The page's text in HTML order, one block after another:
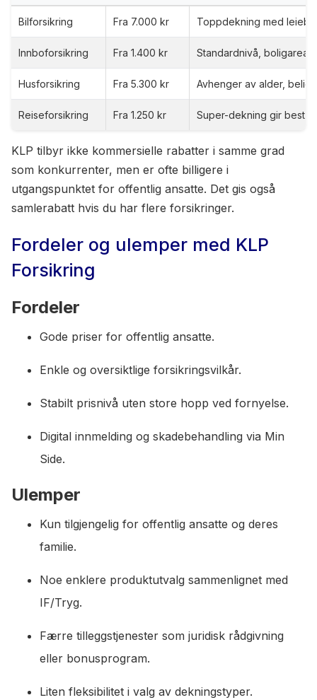
Bilforsikring Fra 7.000 kr Toppdekning med
Innboforsikring Fra 1.400 kr Standardnivå, boligareal
Husforsikring Fra 5.300 kr Avhenger av alder,
Reiseforsikring Fra 1.250 kr Super-dekning gir best
KLP tilbyr ikke kommersielle rabatter i samme grad
som konkurrenter, men er ofte billigere i
utgangspunktet for offentlig ansatte. Det gis også
samlerabatt hvis du har flere forsikringer.
Fordeler og ulemper med KLP
Forsikring
Fordeler
Gode priser for offentlig ansatte.
Enkle og oversiktlige forsikringsvilkår.
Stabilt prisnivå uten store hopp ved fornyelse.
Digital innmelding og skadebehandling via Min
Side.
Ulemper
Kun tilgjengelig for offentlig ansatte og deres
familie.
Noe enklere produktutvalg sammenlignet med
IF/Tryg.
Færre tilleggstjenester som juridisk rådgivning
eller bonusprogram.
Liten fleksibilitet i valg av dekningstyper.